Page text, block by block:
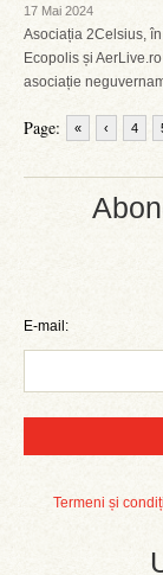
E-mail:
Termeni și
17 Mai 2024
Asociația 2Celsius,
Ecopolis și
asociație
Page: « ‹ 4